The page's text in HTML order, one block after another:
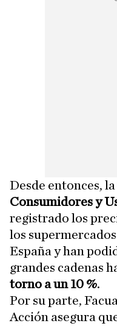
Desde entonces, la
Consumidores y
registrado los
los
España y han
grandes cadenas
torno a un 10 %.
Por su parte,
Acción asegura